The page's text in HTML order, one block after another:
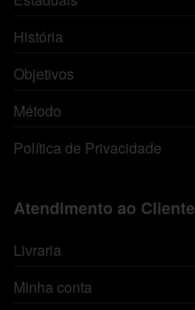
História
Objetivos
Método
Política de Privacidade
Atendimento ao Cliente
Livraria
Minha conta